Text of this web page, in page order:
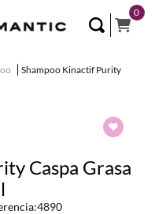
0
Shampoo Kinactif Purity
Caspa Grasa
:4890